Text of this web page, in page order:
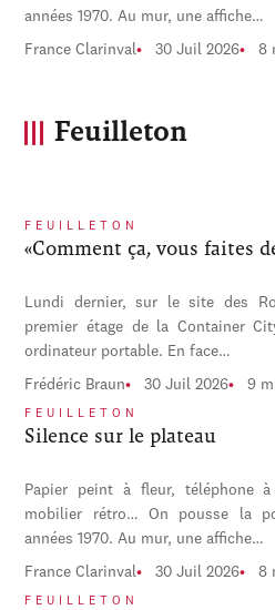
années 1970. Au mur, une affiche…
France Clarinval 30 Juil 2026 8
Feuilleton
FEUILLETON
«Comment ça, vous faites
Lundi dernier, sur le site des
premier étage de la Container
ordinateur portable. En face…
Frédéric Braun 30 Juil 2026 9
FEUILLETON
Silence sur le plateau
Papier peint à fleur, téléphone
mobilier rétro… On pousse la
années 1970. Au mur, une affiche…
France Clarinval 30 Juil 2026 8
FEUILLETON